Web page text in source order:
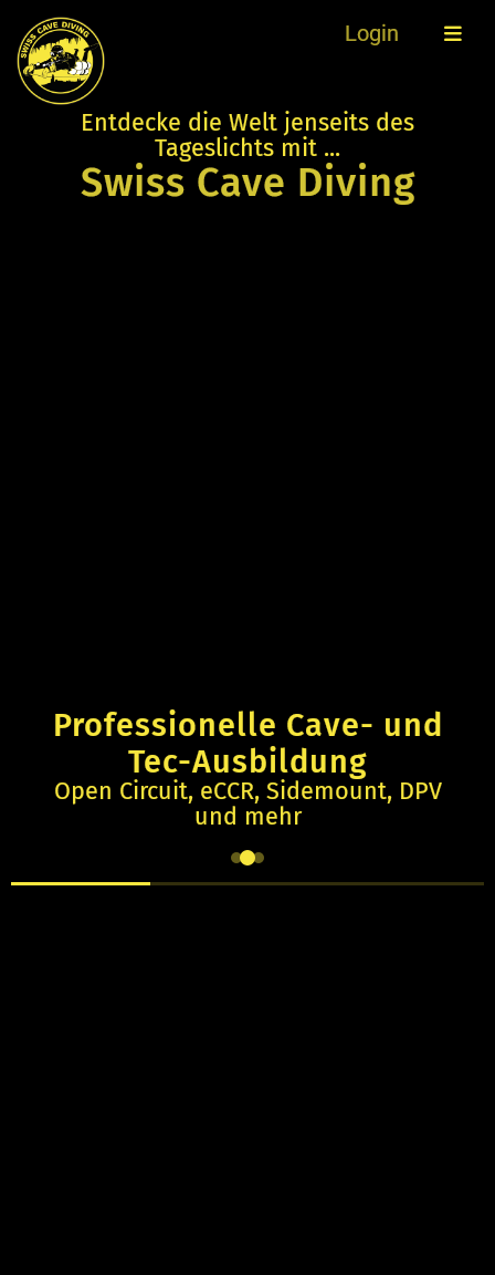
Login
Entdecke die Welt jenseits des
Tageslichts mit ...
Swiss Cave Diving
Professionelle Cave- und
Tec-Ausbildung
Open Circuit, eCCR, Sidemount, DPV
und mehr